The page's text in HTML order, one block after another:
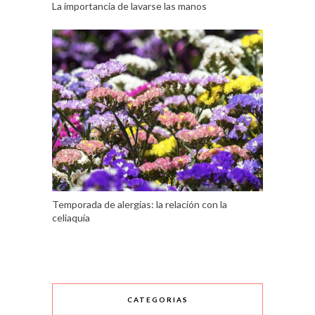
La importancia de lavarse las manos
Temporada de alergias: la relación con la
celiaquía
CATEGORIAS